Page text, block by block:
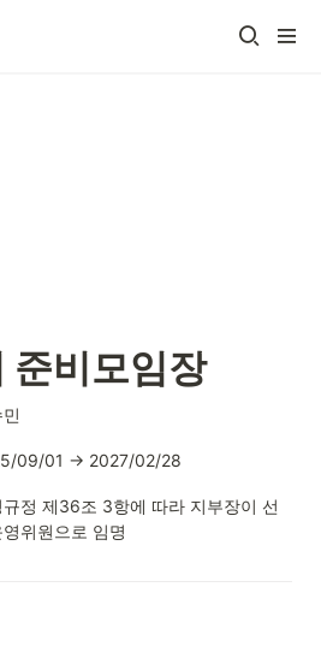
준비모임장
09/01 → 2027/02/28
규정 제36조 3항에 따라 지부장이 선
영위원으로 임명